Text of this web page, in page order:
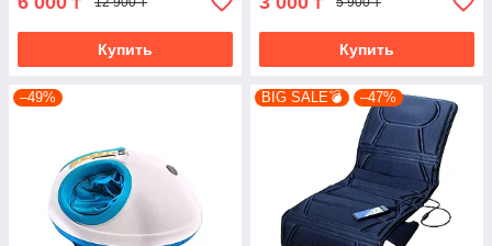
Купить Купить
–49% BIG SALE💣 –47%